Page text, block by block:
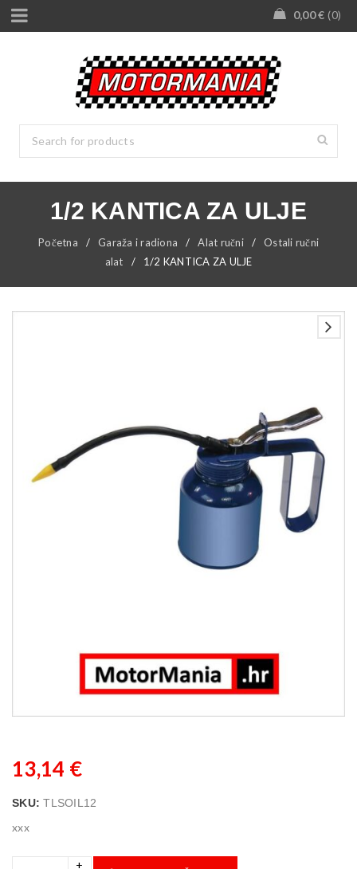
0,00€ 0
1/2 KANTICA ZA ULJE
Početna / Garaža i radiona / Alat ručni /
Ostali ručni
alat
/ 1/2 KANTICA ZA ULJE
13,14 €
SKU:TLSOIL12
xxx